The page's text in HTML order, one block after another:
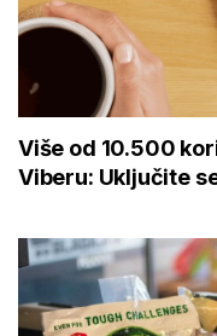
Više od 10.500
Viberu: Uključite